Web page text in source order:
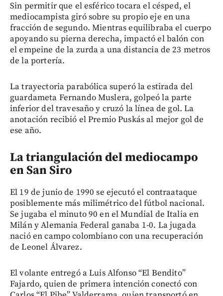
Sin permitir que el esférico tocara el césped, el
mediocampista giró sobre su propio eje en una
fracción de segundo. Mientras equilibraba el cuerpo
apoyando su pierna derecha, impactó el balón con
el empeine de la zurda a una distancia de 23 metros
de la portería.
La trayectoria parabólica superó la estirada del
guardameta Fernando Muslera, golpeó la parte
inferior del travesaño y cruzó la línea de gol. La
anotación recibió el Premio Puskás al mejor gol de
ese año.
La triangulación del mediocampo
en San Siro
El 19 de junio de 1990 se ejecutó el contraataque
posiblemente más milimétrico del fútbol nacional.
Se jugaba el minuto 90 en el Mundial de Italia en
Milán y Alemania Federal ganaba 1-0. La jugada
nació en campo colombiano con una recuperación
de Leonel Álvarez.
El volante entregó a Luis Alfonso “El Bendito”
Fajardo, quien de primera intención conectó con